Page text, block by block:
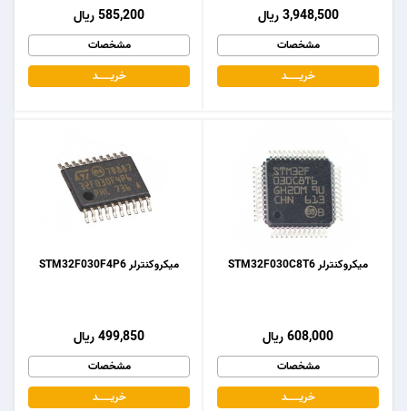
585,200 ریال
مشخصات
خریـــــــد
3,948,500 ریال
مشخصات
خریـــــــد
میکروکنترلر STM32F030F4P6
499,850 ریال
مشخصات
خریـــــــد
میکروکنترلر STM32F030C8T6
608,000 ریال
مشخصات
خریـــــــد